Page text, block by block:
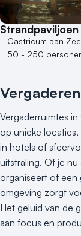
100 - 250
250 - 500
500+
Bijzondere
Duurzame
Groene
Heisessie
Hotel
Hybride
Industriële
Kasteel en
Kleine /
Locaties aan
Castricum aan Zee
50 - 250
Vergaderruimtes
op unieke
in hotels of
uitstraling. Of je
organiseert of
omgeving zorgt
Het geluid van de
aan focus en